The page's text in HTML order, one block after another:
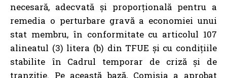
necesară, adecvată și proporțională pentru a
remedia o perturbare gravă a economiei unui
stat membru, în conformitate cu articolul 107
alineatul (3) litera (b) din TFUE și cu condițiile
stabilite în Cadrul temporar de criză și de
tranziție. Pe această bază, Comisia a aprobat